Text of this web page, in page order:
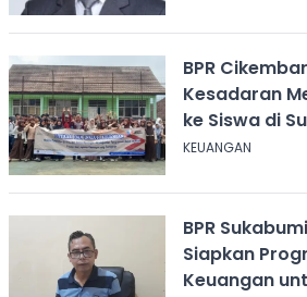
BPR
Kesadaran
ke Siswa di
Literasi
KEUANGAN
BPR
Siapkan
Keuangan